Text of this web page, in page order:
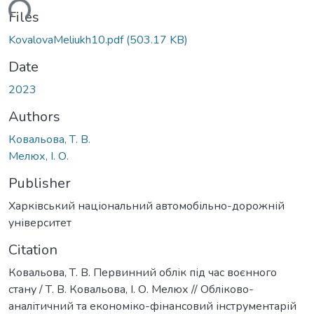
Files
KovalovaMeliukh10.pdf(503.17 KB)
Date
2023
Authors
Ковальова, Т. В.
Мелюх, І. О.
Publisher
Харківський національний автомобільно-дорожній
університет
Citation
Ковальова, Т. В. Первинний облік під час воєнного
стану / Т. В. Ковальова, І. О. Мелюх // Обліково-
аналітичний та економіко-фінансовий інструментарій